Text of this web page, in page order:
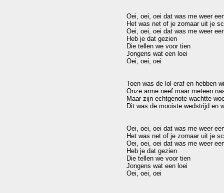
Oei, oei, oei dat was me weer
Het was net of je zomaar uit je
Oei, oei, oei dat was me weer
Heb je dat gezien
Die tellen we voor tien
Jongens wat een loei
Oei, oei, oei
Toen was de lol eraf en hebben
Onze arme neef maar meteen
Maar zijn echtgenote wachtte
Dit was de mooiste wedstrijd en
Oei, oei, oei dat was me weer
Het was net of je zomaar uit je
Oei, oei, oei dat was me weer
Heb je dat gezien
Die tellen we voor tien
Jongens wat een loei
Oei, oei, oei